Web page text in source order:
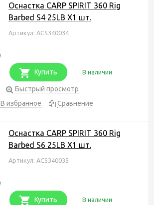
Оснастка CARP SPIRIT 360 Rig
Barbed S4 25LB X1 шт.
Артикул: ACS340034
Купить В наличии
Быстрый просмотр
В избранное
Сравнение
Оснастка CARP SPIRIT 360 Rig
Barbed S6 25LB X1 шт.
Артикул: ACS340035
Купить В наличии